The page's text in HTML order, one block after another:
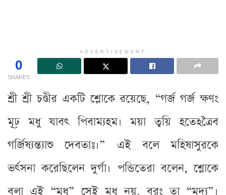
ADVERTISEMENT
0
SHARES
শ্রী শ্রী চণ্ডীর একটি শ্লোকে রয়েছে, “গর্জ গর্জ ক্ষণং
মূঢ় মধু যাবৎ পিবাম্যহম। ময়া ত্বয়ি হতেঽত্রৈব
গর্জিষ্যন্ত্যাশু দেবতাঃ।” এই বলে মহিষাসুরকে
ভর্ৎসনা করেছিলেন দুর্গা। পন্ডিতেরা বলেন, শ্লোকে
বলা এই “মধু” সেই মধু নয়, বরং তা “মদ্য”।